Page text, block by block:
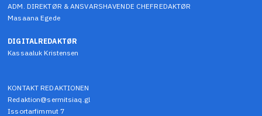
ADM. DIREKTØR & ANSVARSHAVENDE CHEFREDAKTØR
Masaana Egede
DIGITALREDAKTØR
Kassaaluk Kristensen
KONTAKT REDAKTIONEN
Redaktion@sermitsiaq.gl
Issortarfimmut 7